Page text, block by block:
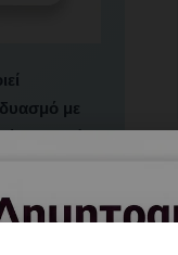
με
την υγεία